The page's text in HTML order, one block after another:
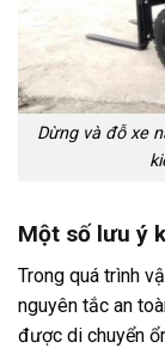
Dừng và đỗ xe
Một số lưu ý
Trong quá trình
nguyên tắc an
được di chuyển